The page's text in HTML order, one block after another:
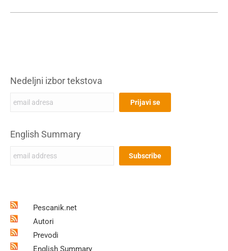
Nedeljni izbor tekstova
English Summary
Pescanik.net
Autori
Prevodi
English Summary